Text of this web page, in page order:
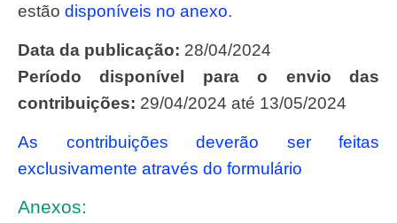
estão disponíveis no anexo.
Data da publicação: 28/04/2024
Período disponível para o envio das
contribuições: 29/04/2024 até 13/05/2024
As contribuições deverão ser feitas
exclusivamente através do formulário
Anexos: